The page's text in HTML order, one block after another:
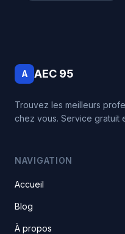
A AEC 95
Trouvez les meilleurs
chez vous. Service gratuit
NAVIGATION
Accueil
Blog
À propos